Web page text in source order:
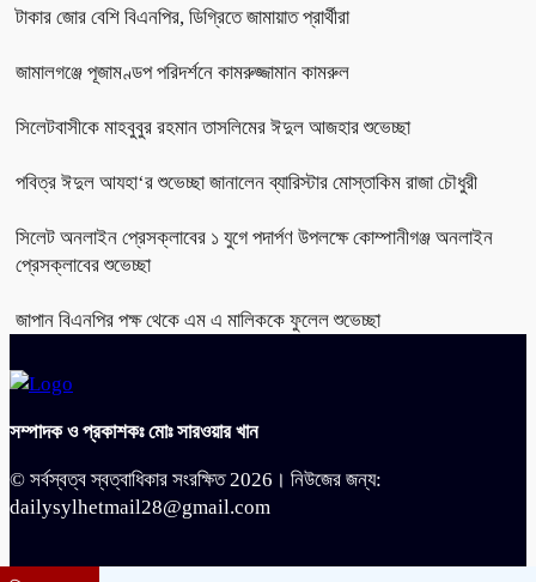
টাকার জোর বেশি বিএনপির, ডিগ্রিতে জামায়াত প্রার্থীরা
জামালগঞ্জে পূজামণ্ডপ পরিদর্শনে কামরুজ্জামান কামরুল
সিলেটবাসীকে মাহবুবুর রহমান তাসলিমের ঈদুল আজহার শুভেচ্ছা
পবিত্র ঈদুল আযহা‘র শুভেচ্ছা জানালেন ব্যারিস্টার মোস্তাকিম রাজা চৌধুরী
সিলেট অনলাইন প্রেসক্লাবের ১ যুগে পদার্পণ উপলক্ষে কোম্পানীগঞ্জ অনলাইন
প্রেসক্লাবের শুভেচ্ছা
জাপান বিএনপির পক্ষ থেকে এম এ মালিককে ফুলেল শুভেচ্ছা
সম্পাদক ও প্রকাশকঃ মোঃ সারওয়ার খান
© সর্বস্বত্ব স্বত্বাধিকার সংরক্ষিত 2026। নিউজের জন্য:
dailysylhetmail28@gmail.com